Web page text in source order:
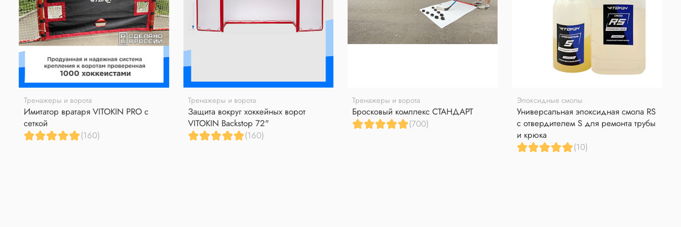
Тренажеры и ворота
Имитатор вратаря VITOKIN PRO с
сеткой
(160)
Тренажеры и ворота
Защита вокруг хоккейных ворот
VITOKIN Backstop 72"
(160)
Тренажеры и ворота
Бросковый комплекс СТАНДАРТ
(700)
Эпоксидные смолы
Универсальная эпоксидная смола RS
с отвердителем S для ремонта трубы
и крюка
(10)